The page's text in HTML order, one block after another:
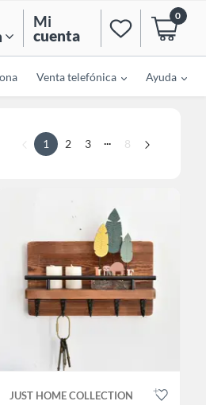
Mi
cuenta
0
Venta telefónica Ayuda
1 2 3 ... 8
JUST HOME COLLECTION